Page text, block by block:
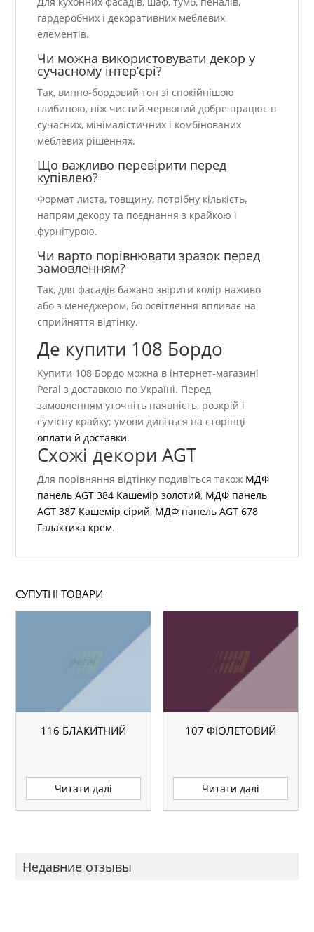
гардеробних і декоративних меблевих
елементів.
Чи можна використовувати декор у
сучасному інтер’єрі?
Так, винно-бордовий тон зі спокійнішою
глибиною, ніж чистий червоний добре працює в
сучасних, мінімалістичних і комбінованих
меблевих рішеннях.
Що важливо перевірити перед
купівлею?
Формат листа, товщину, потрібну кількість,
напрям декору та поєднання з крайкою і
фурнітурою.
Чи варто порівнювати зразок перед
замовленням?
Так, для фасадів бажано звірити колір наживо
або з менеджером, бо освітлення впливає на
сприйняття відтінку.
Де купити 108 Бордо
Купити 108 Бордо можна в інтернет-магазині
Peral з доставкою по Україні. Перед
замовленням уточніть наявність, розкрій і
сумісну крайку; умови дивіться на сторінці
оплати й доставки.
Схожі декори AGT
Для порівняння відтінку подивіться також МДФ
панель AGT 384 Кашемір золотий, МДФ панель
AGT 387 Кашемір сірий, МДФ панель AGT 678
Галактика крем.
СУПУТНІ ТОВАРИ
116 БЛАКИТНИЙ
Читати далі
107 ФІОЛЕТОВИЙ
Читати далі
Недавние отзывы